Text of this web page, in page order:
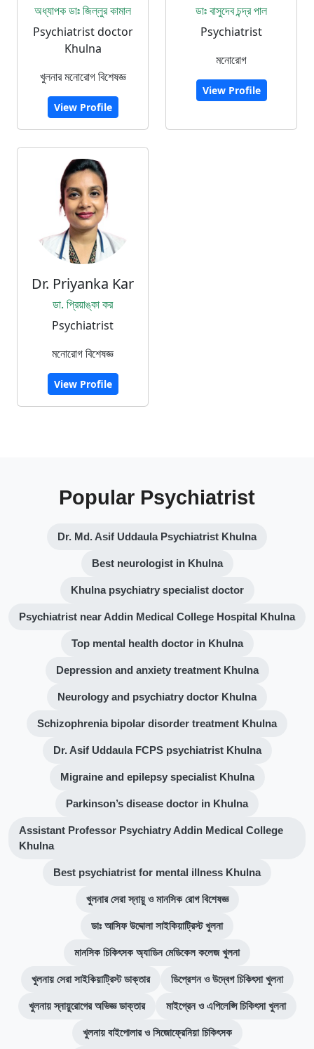
অধ্যাপক ডাঃ জিল্লুর কামাল
Psychiatrist doctor
Khulna
খুলনার মনোরোগ বিশেষজ্ঞ
View Profile
ডাঃ বাসুদেব চন্দ্র পাল
Psychiatrist
মনোরোগ
View Profile
Dr. Priyanka Kar
ডা. প্রিয়াঙ্কা কর
Psychiatrist
মনোরোগ বিশেষজ্ঞ
View Profile
Popular Psychiatrist
Dr. Md. Asif Uddaula Psychiatrist Khulna
Best neurologist in Khulna
Khulna psychiatry specialist doctor
Psychiatrist near Addin Medical College Hospital Khulna
Top mental health doctor in Khulna
Depression and anxiety treatment Khulna
Neurology and psychiatry doctor Khulna
Schizophrenia bipolar disorder treatment Khulna
Dr. Asif Uddaula FCPS psychiatrist Khulna
Migraine and epilepsy specialist Khulna
Parkinson’s disease doctor in Khulna
Assistant Professor Psychiatry Addin Medical College
Khulna
Best psychiatrist for mental illness Khulna
খুলনার সেরা স্নায়ু ও মানসিক রোগ বিশেষজ্ঞ
ডাঃ আসিফ উদ্দোলা সাইকিয়াট্রিস্ট খুলনা
মানসিক চিকিৎসক অ্যাডিন মেডিকেল কলেজ খুলনা
খুলনায় সেরা সাইকিয়াট্রিস্ট ডাক্তার ডিপ্রেশন ও উদ্বেগ চিকিৎসা খুলনা
খুলনায় স্নায়ুরোগের অভিজ্ঞ ডাক্তার মাইগ্রেন ও এপিলেপ্সি চিকিৎসা খুলনা
খুলনায় বাইপোলার ও সিজোফ্রেনিয়া চিকিৎসক